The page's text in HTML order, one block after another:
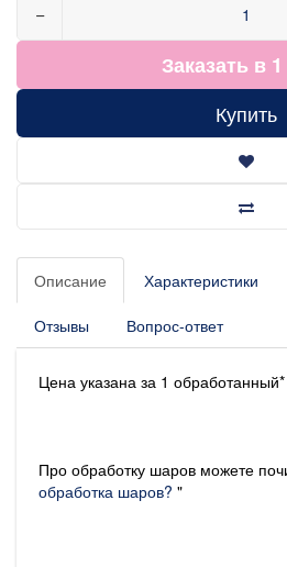
−
Заказать в
Купить
Описание Характеристики
Отзывы Вопрос-ответ
Цена указана за 1
Про обработку шаров можете
обработка шаров? "